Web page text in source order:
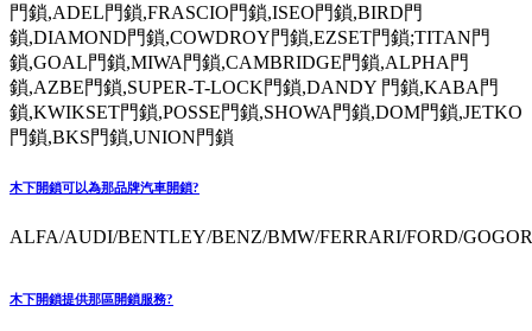
門鎖,ADEL門鎖,FRASCIO門鎖,ISEO門鎖,BIRD門
鎖,DIAMOND門鎖,COWDROY門鎖,EZSET門鎖;TITAN門
鎖,GOAL門鎖,MIWA門鎖,CAMBRIDGE門鎖,ALPHA門
鎖,AZBE門鎖,SUPER-T-LOCK門鎖,DANDY 門鎖,KABA門
鎖,KWIKSET門鎖,POSSE門鎖,SHOWA門鎖,DOM門鎖,JETKO
門鎖,BKS門鎖,UNION門鎖
木下開鎖可以為那品牌汽車開鎖?
ALFA/AUDI/BENTLEY/BENZ/BMW/FERRARI/FORD/
木下開鎖提供那區開鎖服務?